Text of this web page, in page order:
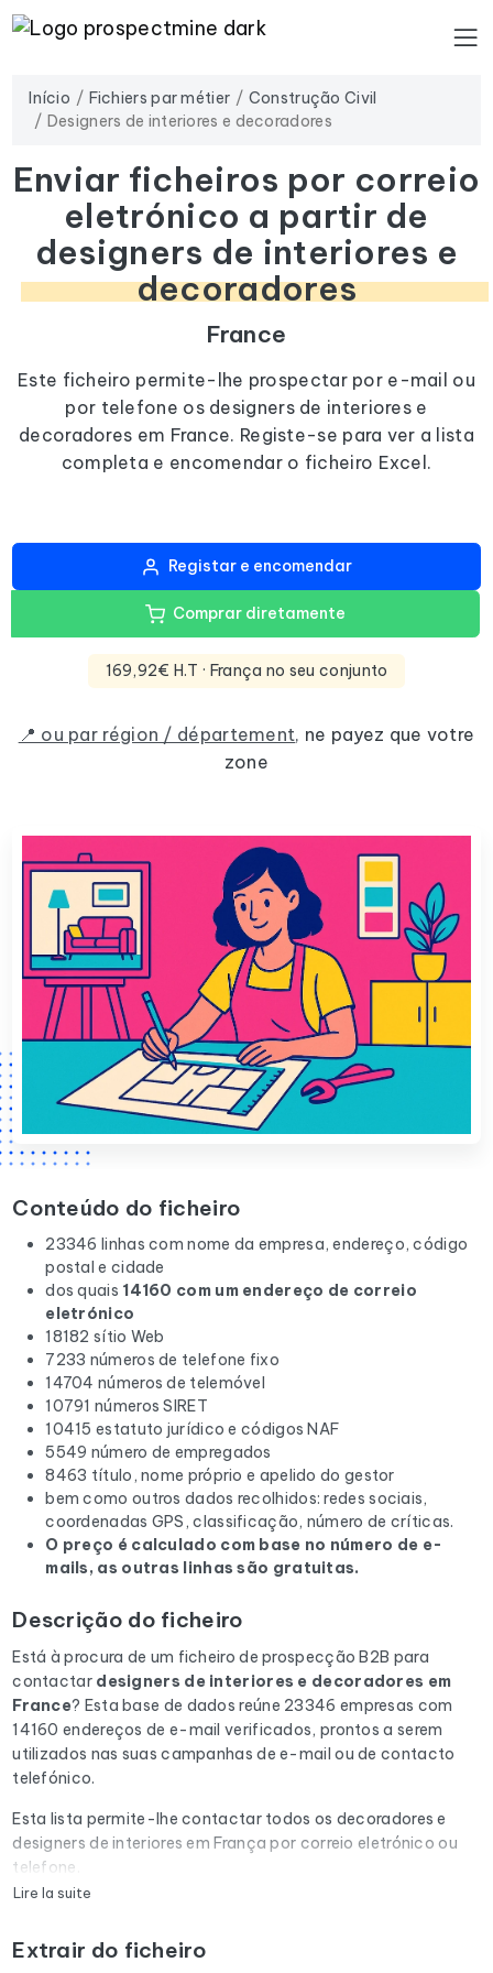
Início Fichiers par métier
Construção Civil
Designers de interiores e decoradores
Enviar ficheiros por correio
eletrónico a partir de
designers de interiores e
decoradores
France
Este ficheiro permite-lhe prospectar por e-mail ou
por telefone os designers de interiores e
decoradores em France. Registe-se para ver a lista
completa e encomendar o ficheiro Excel.
Registar e encomendar
Comprar diretamente
169,92€ H.T · França no seu conjunto
📍 ou par région / département, ne payez que votre
zone
Conteúdo do ficheiro
23346 linhas com nome da empresa, endereço, código
postal e cidade
dos quais 14160 com um endereço de correio
eletrónico
18182 sítio Web
7233 números de telefone fixo
14704 números de telemóvel
10791 números SIRET
10415 estatuto jurídico e códigos NAF
5549 número de empregados
8463 título, nome próprio e apelido do gestor
bem como outros dados recolhidos: redes sociais,
coordenadas GPS, classificação, número de críticas.
O preço é calculado com base no número de e-
mails, as outras linhas são gratuitas.
Descrição do ficheiro
Está à procura de um ficheiro de prospecção B2B para
contactar designers de interiores e decoradores em
France? Esta base de dados reúne 23346 empresas com
14160 endereços de e-mail verificados, prontos a serem
utilizados nas suas campanhas de e-mail ou de contacto
telefónico.
Esta lista permite-lhe contactar todos os decoradores e
designers de interiores em França por correio eletrónico ou
telefone.
incluído. Os endereços inválidos, as caixas de correio cheias
Lire la suite
Extrair do ficheiro